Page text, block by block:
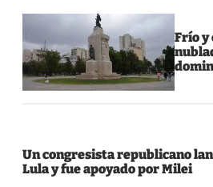
Frío y
Un congresista republicano
Lula y fue apoyado por Milei